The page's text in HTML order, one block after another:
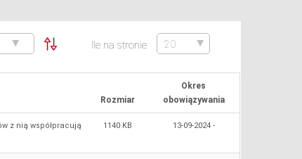
Ile na stronie
Rozmiar
Okres
obowiązywania
z nią współpracują
1140 KB 13‑09‑2024 -